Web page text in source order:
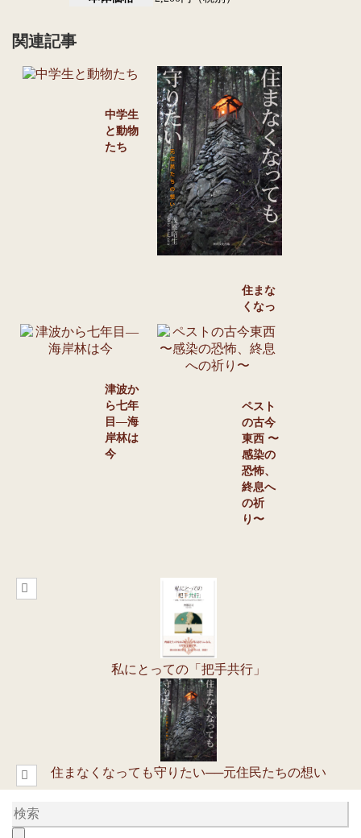
関連記事
中学生
と動物
たち
住まな
くなっ
ても守
りたい
──元住
津波か
ら七年
目―海
岸林は
今
ペスト
の古今
東西 〜
感染の
恐怖、
終息へ
の祈
り〜
私にとっての「把手共行」
住まなくなっても守りたい──元住民たちの想い